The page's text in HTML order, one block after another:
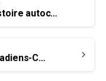
Le Mois national de l’histoire autochtone – Des histoires à raconter
3 militants LGBTQ2S+ Canadiens-Canadiennes à souligner